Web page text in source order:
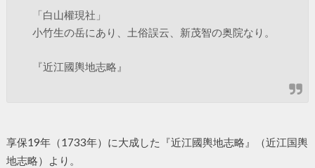
「白山權現社」
小竹生の岳にあり、土俗誤云、新茂智の奥院なり。
『近江國輿地志略』
享保19年（1733年）に大成した『近江國輿地志略』（近江国輿
地志略）より。